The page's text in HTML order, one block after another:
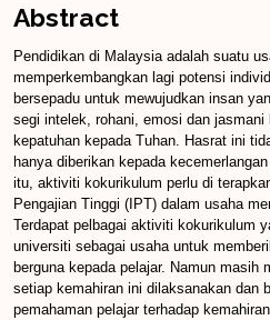
Abstract
Pendidikan di Malaysia adalah suatu
memperkembangkan lagi potensi
bersepadu untuk mewujudkan insan
segi intelek, rohani, emosi dan jasmani
kepatuhan kepada Tuhan. Hasrat ini
hanya diberikan kepada
itu, aktiviti kokurikulum perlu di
Pengajian Tinggi (IPT) dalam usaha
Terdapat pelbagai aktiviti kokurikulum
universiti sebagai usaha untuk
berguna kepada pelajar. Namun masih
setiap kemahiran ini dilaksanakan dan
pemahaman pelajar terhadap